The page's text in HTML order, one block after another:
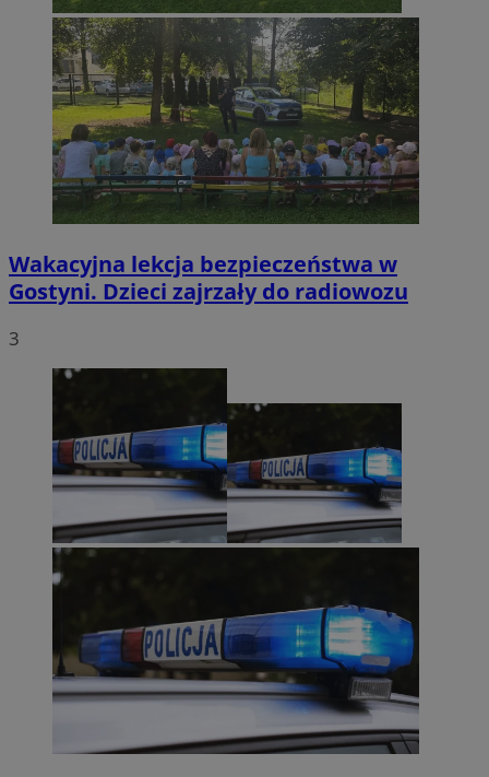
Wakacyjna lekcja bezpieczeństwa w
Gostyni. Dzieci zajrzały do radiowozu
3